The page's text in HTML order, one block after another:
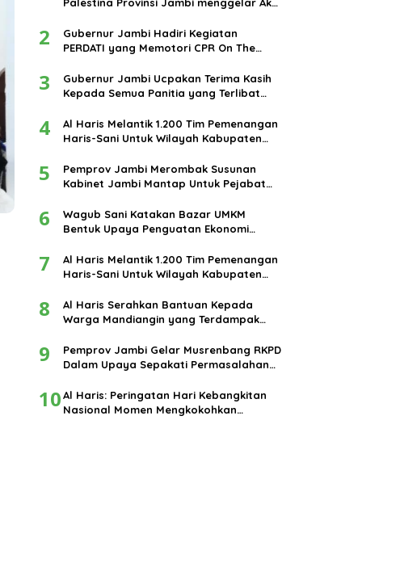
Palestina Provinsi Jambi menggelar Aksi
kota Jambi.
2
Gubernur Jambi Hadiri Kegiatan
PERDATI yang Memotori CPR On The
3
Gubernur Jambi Ucpakan Terima Kasih
Kepada Semua Panitia yang Terlibat
Tahun 2024
4
Al Haris Melantik 1.200 Tim Pemenangan
Haris-Sani Untuk Wilayah Kabupaten
5
Pemprov Jambi Merombak Susunan
Kabinet Jambi Mantap Untuk Pejabat
6
Wagub Sani Katakan Bazar UMKM
Bentuk Upaya Penguatan Ekonomi
7
Al Haris Melantik 1.200 Tim Pemenangan
Haris-Sani Untuk Wilayah Kabupaten
8
Al Haris Serahkan Bantuan Kepada
Warga Mandiangin yang Terdampak
9
Pemprov Jambi Gelar Musrenbang RKPD
Dalam Upaya Sepakati Permasalahan
10Al Haris: Peringatan Hari Kebangkitan
Nasional Momen Mengkokohkan